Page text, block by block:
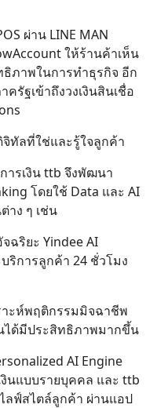
ผ่าน LINE MAN
ให้ร้านค้าเห็น
ธิภาพในการทำธุรกิจ อีก
รัฐเข้าถึงวงเงินสินเชื่อ
ทัลที่ใช่และรู้ใจลูกค้า
ารเงิน ttb จึงพัฒนา
โดยใช้ Data และ AI
าง ๆ เช่น
ฉริยะ Yindee AI
ริการลูกค้า 24 ชั่วโมง
าะห์พฤติกรรมมิจฉาชีพ
ได้มีประสิทธิภาพมากขึ้น
AI Engine
นแบบรายบุคคล และ ttb
ลฟ์สไตล์ลูกค้า ผ่านแอป